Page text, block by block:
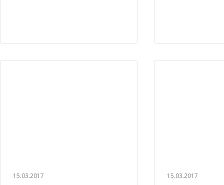
15.03.2017 15.03.2017